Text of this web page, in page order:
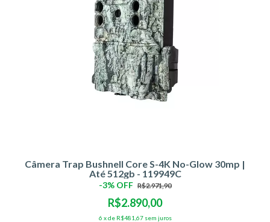
Câmera Trap Bushnell Core S-4K No-Glow 30mp |
Até 512gb - 119949C
-3% OFF R$2.971,90
R$2.890,00
6 xde R$481,67 sem juros